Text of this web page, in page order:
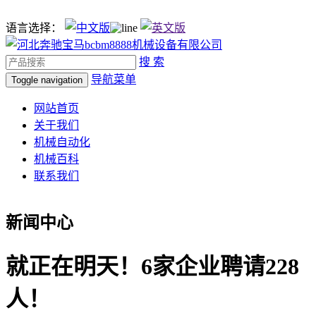
语言选择：
搜 索
Toggle navigation 导航菜单
网站首页
关于我们
机械自动化
机械百科
联系我们
新闻中心
就正在明天！6家企业聘请228
人！